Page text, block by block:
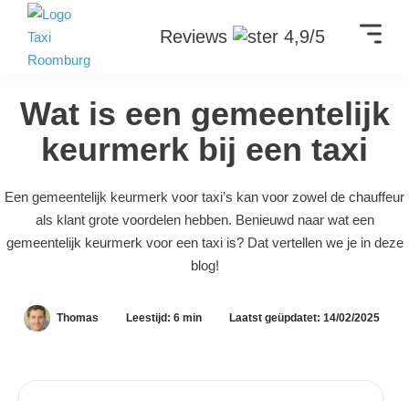
Reviews 4,9/5
Wat is een gemeentelijk
keurmerk bij een taxi
Een gemeentelijk keurmerk voor taxi’s kan voor zowel de chauffeur
als klant grote voordelen hebben. Benieuwd naar wat een
gemeentelijk keurmerk voor een taxi is? Dat vertellen we je in deze
blog!
Thomas Leestijd: 6 min Laatst geüpdatet: 14/02/2025